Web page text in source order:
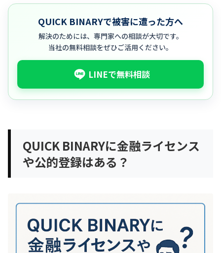
QUICK BINARYで被害に遭った方へ
解決のためには、専門家への相談が大切です。
当社の無料相談をぜひご活用ください。
LINEで無料相談
QUICK BINARYに金融ライセンス
や公的登録はある？